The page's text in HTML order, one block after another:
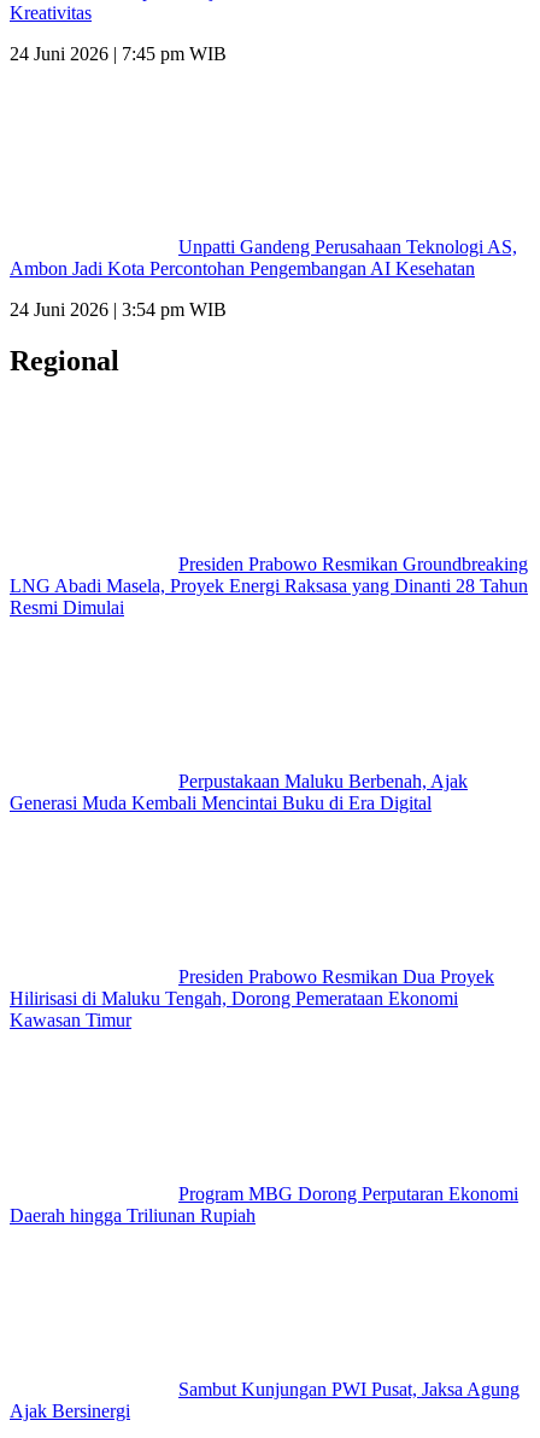
Kreativitas
24 Juni 2026 | 7:45 pm WIB
Unpatti Gandeng Perusahaan Teknologi AS,
Ambon Jadi Kota Percontohan Pengembangan AI Kesehatan
24 Juni 2026 | 3:54 pm WIB
Regional
Presiden Prabowo Resmikan Groundbreaking
LNG Abadi Masela, Proyek Energi Raksasa yang Dinanti 28 Tahun
Resmi Dimulai
Perpustakaan Maluku Berbenah, Ajak
Generasi Muda Kembali Mencintai Buku di Era Digital
Presiden Prabowo Resmikan Dua Proyek
Hilirisasi di Maluku Tengah, Dorong Pemerataan Ekonomi
Kawasan Timur
Program MBG Dorong Perputaran Ekonomi
Daerah hingga Triliunan Rupiah
Sambut Kunjungan PWI Pusat, Jaksa Agung
Ajak Bersinergi